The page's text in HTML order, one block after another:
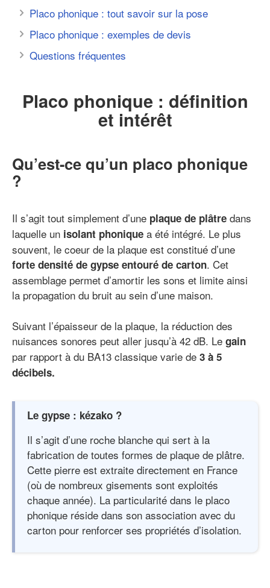
Placo phonique : tout savoir sur la pose
Placo phonique : exemples de devis
Questions fréquentes
Placo phonique : définition
et intérêt
Qu’est-ce qu’un placo phonique
?
Il s’agit tout simplement d’une plaque de plâtre dans
laquelle un isolant phonique a été intégré. Le plus
souvent, le coeur de la plaque est constitué d’une
forte densité de gypse entouré de carton. Cet
assemblage permet d’amortir les sons et limite ainsi
la propagation du bruit au sein d’une maison.
Suivant l’épaisseur de la plaque, la réduction des
nuisances sonores peut aller jusqu’à 42 dB. Le gain
par rapport à du BA13 classique varie de 3 à 5
décibels.
Le gypse : kézako ?
Il s’agit d’une roche blanche qui sert à la
fabrication de toutes formes de plaque de plâtre.
Cette pierre est extraite directement en France
(où de nombreux gisements sont exploités
chaque année). La particularité dans le placo
phonique réside dans son association avec du
carton pour renforcer ses propriétés d’isolation.